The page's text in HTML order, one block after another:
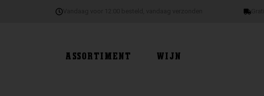
ASSORTIMENT WIJN